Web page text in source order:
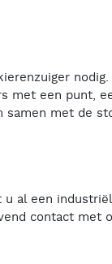
nodig.
met een punt,
samen met de
u al een
contact met